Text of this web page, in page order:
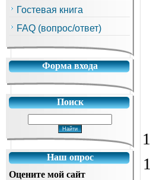
Гостевая книга
FAQ (вопрос/ответ)
Форма входа
Поиск
Наш опрос
Оцените мой сайт